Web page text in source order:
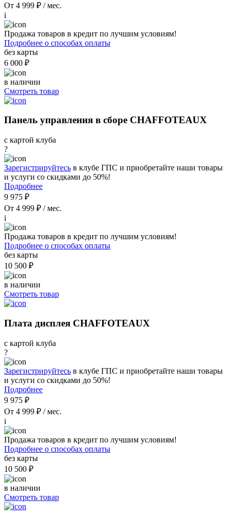
От 4 999 ₽ / мес.
i
Продажа товаров в кредит по лучшим условиям!
Подробнее о способах оплаты
без карты
6 000 ₽
в наличии
Смотреть товар
Панель управления в сборе CHAFFOTEAUX
с картой клуба
?
Зарегистрируйтесь в клубе ГПС и приобретайте наши товары
и услуги со скидками до 50%!
Подробнее
9 975 ₽
От 4 999 ₽ / мес.
i
Продажа товаров в кредит по лучшим условиям!
Подробнее о способах оплаты
без карты
10 500 ₽
в наличии
Смотреть товар
Плата дисплея CHAFFOTEAUX
с картой клуба
?
Зарегистрируйтесь в клубе ГПС и приобретайте наши товары
и услуги со скидками до 50%!
Подробнее
9 975 ₽
От 4 999 ₽ / мес.
i
Продажа товаров в кредит по лучшим условиям!
Подробнее о способах оплаты
без карты
10 500 ₽
в наличии
Смотреть товар